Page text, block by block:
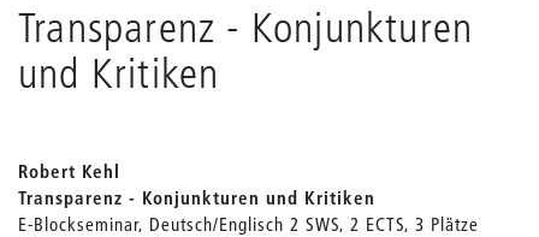
Transparenz - Konjunkturen
und Kritiken
Robert Kehl
Transparenz - Konjunkturen und Kritiken
E-Blockseminar, Deutsch/Englisch 2 SWS, 2 ECTS, 3 Plätze